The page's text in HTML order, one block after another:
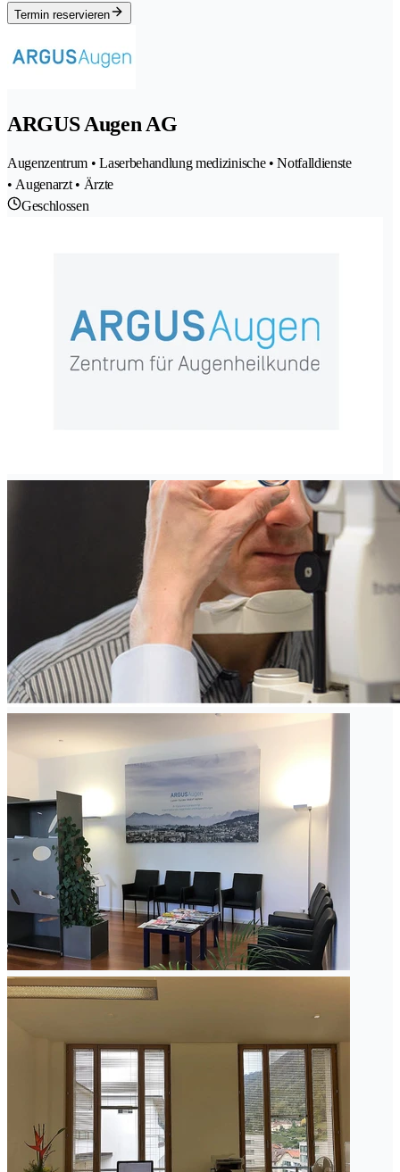
Termin reservieren
ARGUS Augen AG
Augenzentrum • Laserbehandlung medizinische • Notfalldienste
• Augenarzt • Ärzte
Geschlossen